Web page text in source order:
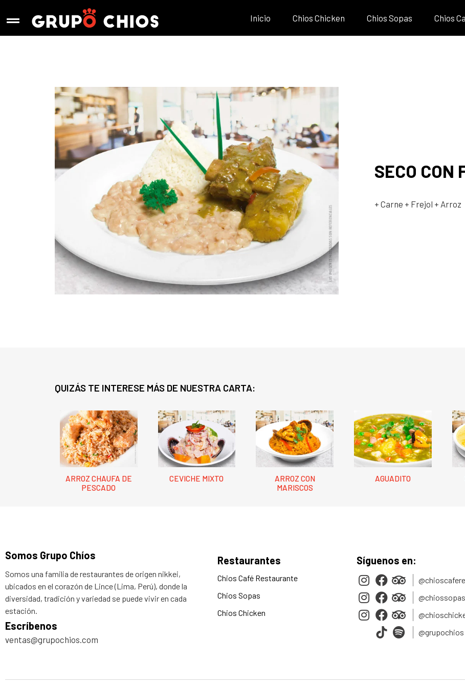
Inicio Chios Chicken Chios Sopas Chios
SECO CON
+ Carne + Frejol + Arroz
QUIZÁS TE INTERESE MÁS DE NUESTRA CARTA:
ARROZ CHAUFA DE
PESCADO
CEVICHE MIXTO
ARROZ CON
MARISCOS
AGUADITO
Somos Grupo Chíos
Somos una familia de restaurantes de origen nikkei,
ubicados en el corazón de Lince (Lima, Perú), donde la
diversidad, tradición y variedad se puede vivir en cada
estación.
Escríbenos
ventas@grupochios.com
Restaurantes
Chios Café Restaurante
Chios Sopas
Chios Chicken
Síguenos en:
@chiossopas
@grupochios